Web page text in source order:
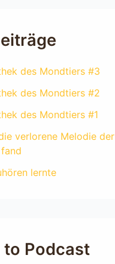
des Mondtiers #3
des Mondtiers #2
des Mondtiers #1
verlorene Melodie der
lernte
Podcast